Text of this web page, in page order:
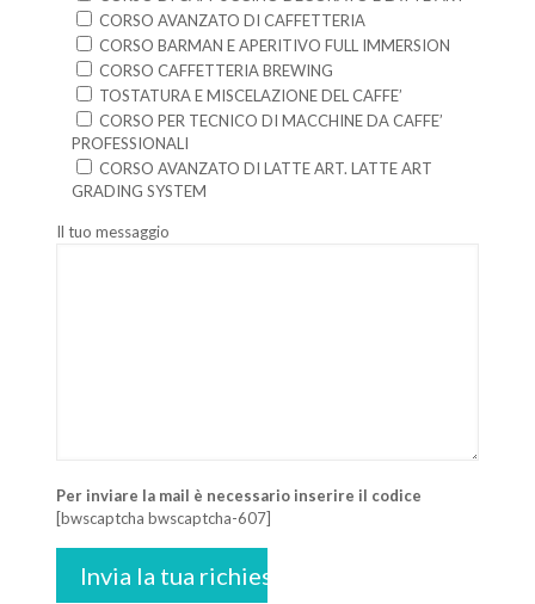
CORSO AVANZATO DI CAFFETTERIA
CORSO BARMAN E APERITIVO FULL IMMERSION
CORSO CAFFETTERIA BREWING
TOSTATURA E MISCELAZIONE DEL CAFFE’
CORSO PER TECNICO DI MACCHINE DA CAFFE’
PROFESSIONALI
CORSO AVANZATO DI LATTE ART. LATTE ART
GRADING SYSTEM
Il tuo messaggio
Per inviare la mail è necessario inserire il codice
[bwscaptcha bwscaptcha-607]